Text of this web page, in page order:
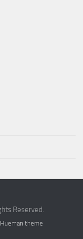
Reserved.
Hueman theme